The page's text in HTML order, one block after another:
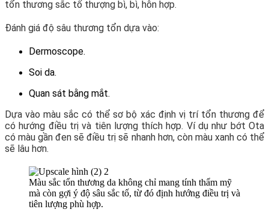
tổn thương sắc tố thượng bì, bì, hỗn hợp.
Đánh giá độ sâu thương tổn dựa vào:
Dermoscope.
Soi da.
Quan sát bằng mắt.
Dựa vào màu sắc có thể sơ bộ xác định vị trí tổn thương để
có hướng điều trị và tiên lượng thích hợp. Ví dụ như bớt Ota
có màu gần đen sẽ điều trị sẽ nhanh hơn, còn màu xanh có thể
sẽ lâu hơn.
Màu sắc tổn thương da không chỉ mang tính thẩm mỹ
mà còn gợi ý độ sâu sắc tố, từ đó định hướng điều trị và
tiên lượng phù hợp.